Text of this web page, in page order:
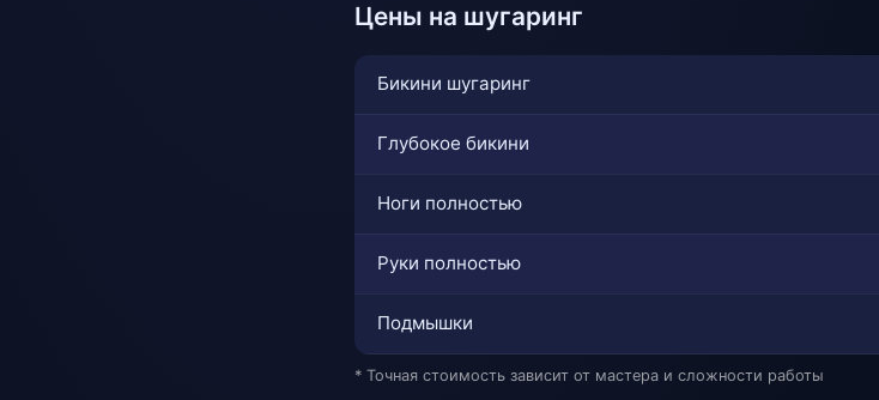
Цены на шугаринг
Бикини шугаринг
Глубокое бикини
Ноги полностью
Руки полностью
Подмышки
* Точная стоимость зависит от мастера и сложности работы